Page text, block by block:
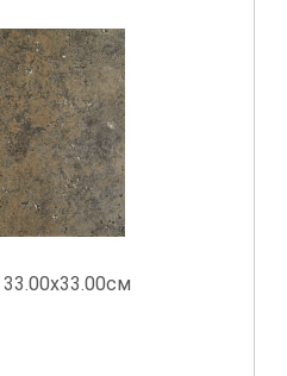
33.00x33.00см